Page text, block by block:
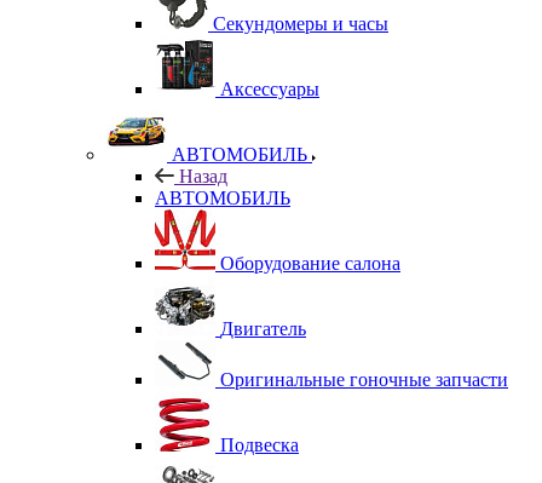
Секундомеры и часы
Аксессуары
АВТОМОБИЛЬ
Назад
АВТОМОБИЛЬ
Оборудование салона
Двигатель
Оригинальные гоночные запчасти
Подвеска